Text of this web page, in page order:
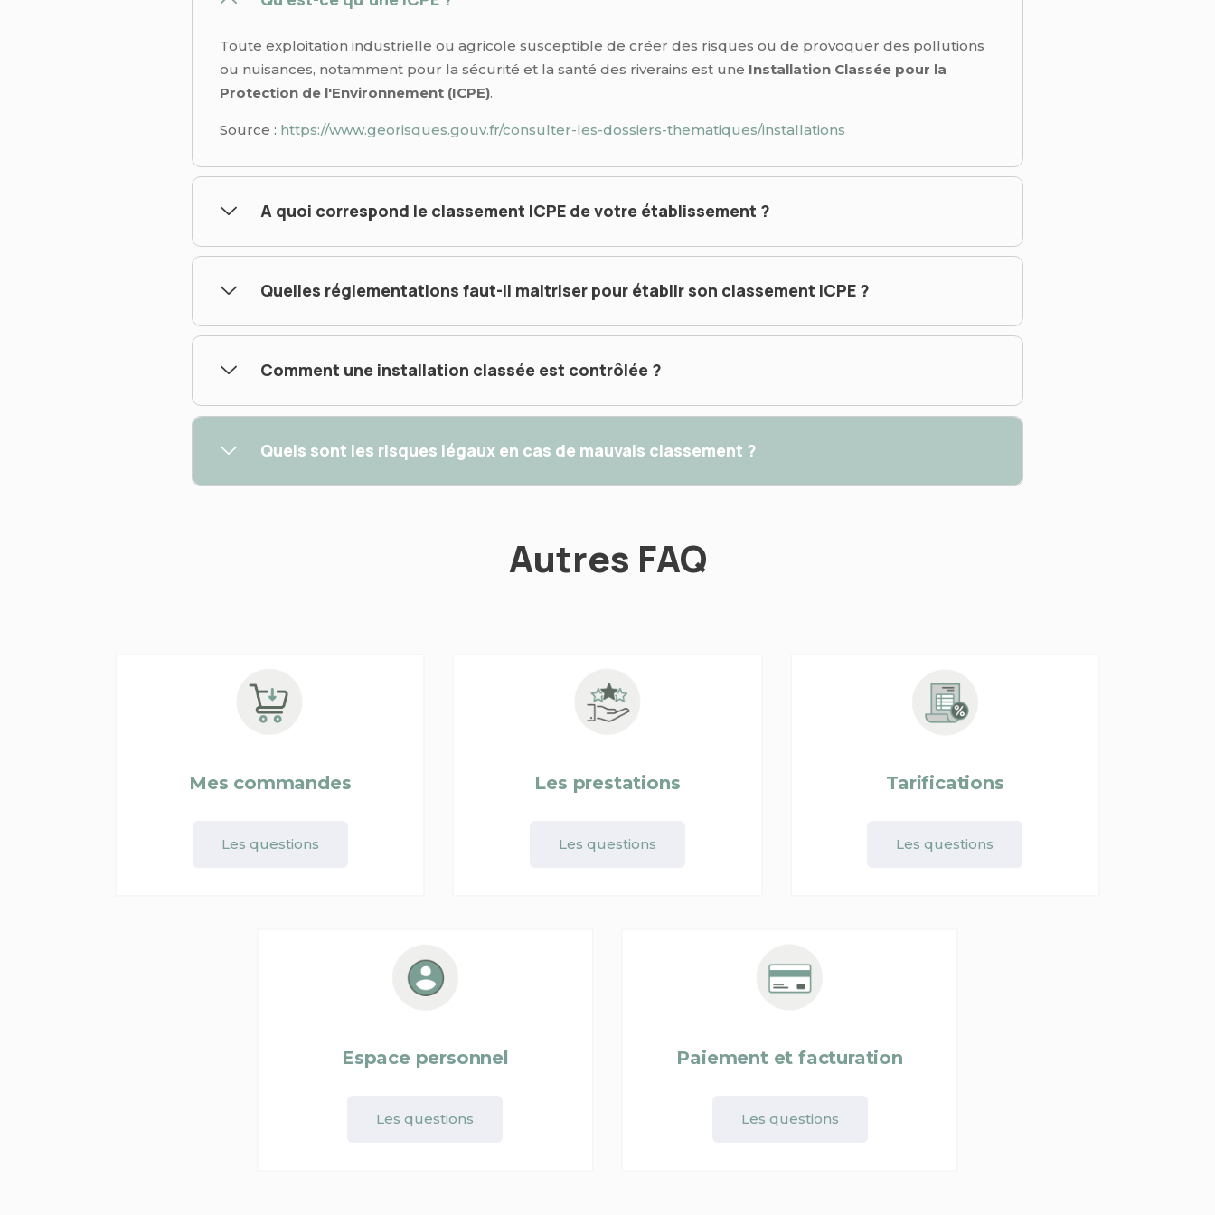
Toute exploitation industrielle ou agricole susceptible de créer des risques ou de provoquer des pollutions
ou nuisances, notamment pour la sécurité et la santé des riverains est une Installation Classée pour la
Protection de l'Environnement (ICPE).
Source : https://www.georisques.gouv.fr/consulter-les-dossiers-thematiques/installations
A quoi correspond le classement ICPE de votre établissement ?
Quelles réglementations faut-il maitriser pour établir son classement ICPE ?
Comment une installation classée est contrôlée ?
Quels sont les risques légaux en cas de mauvais classement ?
Autres FAQ
Mes commandes
Les questions
Les prestations
Les questions
Tarifications
Les questions
Espace personnel
Les questions
Paiement et facturation
Les questions